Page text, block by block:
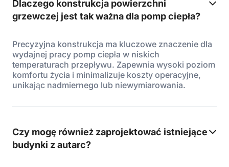
Dlaczego konstrukcja powierzchni
grzewczej jest tak ważna dla pomp ciepła?
Precyzyjna konstrukcja ma kluczowe znaczenie dla
wydajnej pracy pomp ciepła w niskich
temperaturach przepływu. Zapewnia wysoki poziom
komfortu życia i minimalizuje koszty operacyjne,
unikając nadmiernego lub niewymiarowania.
Czy mogę również zaprojektować istniejące
budynki z autarc?